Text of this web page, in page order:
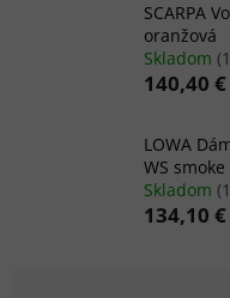
SCARPA
oranžová
Skladom
140,40 €
LOWA
WS
Skladom
134,10 €